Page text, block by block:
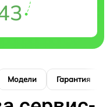
Модели Гарантия